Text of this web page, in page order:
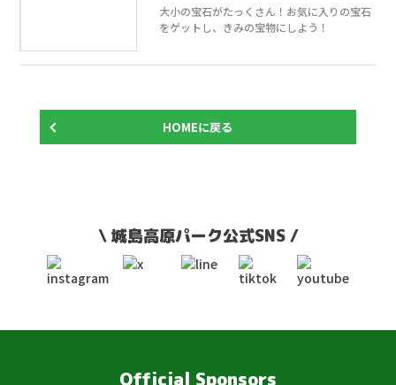
大小の宝石がたっくさん！お気に入りの宝石
をゲットし、きみの宝物にしよう！
HOMEに戻る
\ 城島高原パーク公式SNS /
Official Sponsors